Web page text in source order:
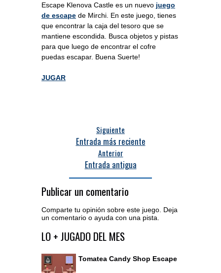
Escape Klenova Castle es un nuevo juego
de escape de Mirchi. En este juego, tienes
que encontrar la caja del tesoro que se
mantiene escondida. Busca objetos y pistas
para que luego de encontrar el cofre
puedas escapar. Buena Suerte!
JUGAR
Siguiente
Entrada más reciente
Anterior
Entrada antigua
Publicar un comentario
Comparte tu opinión sobre este juego. Deja
un comentario o ayuda con una pista.
Acceder al editor de comentarios
LO + JUGADO DEL MES
Tomatea Candy Shop Escape